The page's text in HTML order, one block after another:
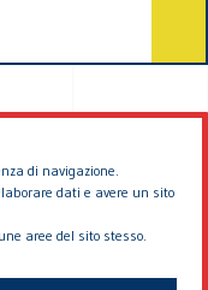
di navigazione.
dati e avere un sito
aree del sito stesso.